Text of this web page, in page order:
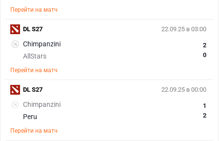
Перейти на матч
22.09.25 в 03:00
Chimpanzini
AllStars
2
0
Перейти на матч
DL S27
22.09.25 в 00:00
Chimpanzini
Peru
1
2
Перейти на матч
DL S27